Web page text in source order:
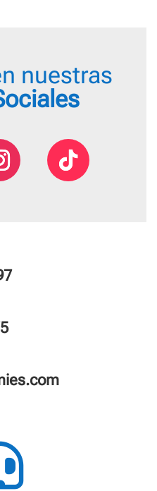
nuestras